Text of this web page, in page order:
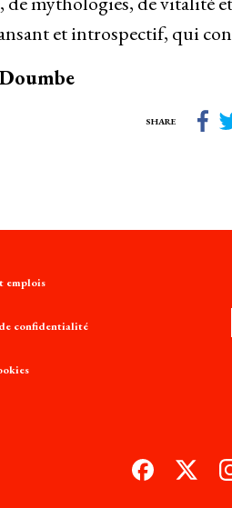
et introspectif, qui
SHARE
emplois
confidentialité